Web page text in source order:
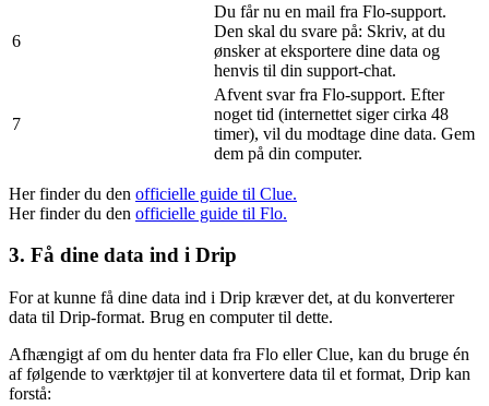
6
Du får nu en mail fra Flo-support.
Den skal du svare på: Skriv, at du
ønsker at eksportere dine data og
henvis til din support-chat.
7
Afvent svar fra Flo-support. Efter
noget tid (internettet siger cirka 48
timer), vil du modtage dine data. Gem
dem på din computer.
Her finder du den officielle guide til Clue.
Her finder du den officielle guide til Flo.
3. Få dine data ind i Drip
For at kunne få dine data ind i Drip kræver det, at du konverterer
data til Drip-format. Brug en computer til dette.
Afhængigt af om du henter data fra Flo eller Clue, kan du bruge én
af følgende to værktøjer til at konvertere data til et format, Drip kan
forstå: